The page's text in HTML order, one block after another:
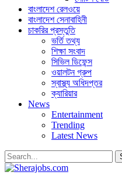
বাংলাদেশ রেলওয়ে
বাংলাদেশ সেনাবাহিনী
চাকরির প্রস্তুতি
ভর্তি তথ্য
শিক্ষা সংবাদ
সিভিল ডিফেন্স
ওয়ালটন গ্রুপ
স্বাস্থ্য অধিদপ্তর
ক্যারিয়ার
News
Entertainment
Trending
Latest News